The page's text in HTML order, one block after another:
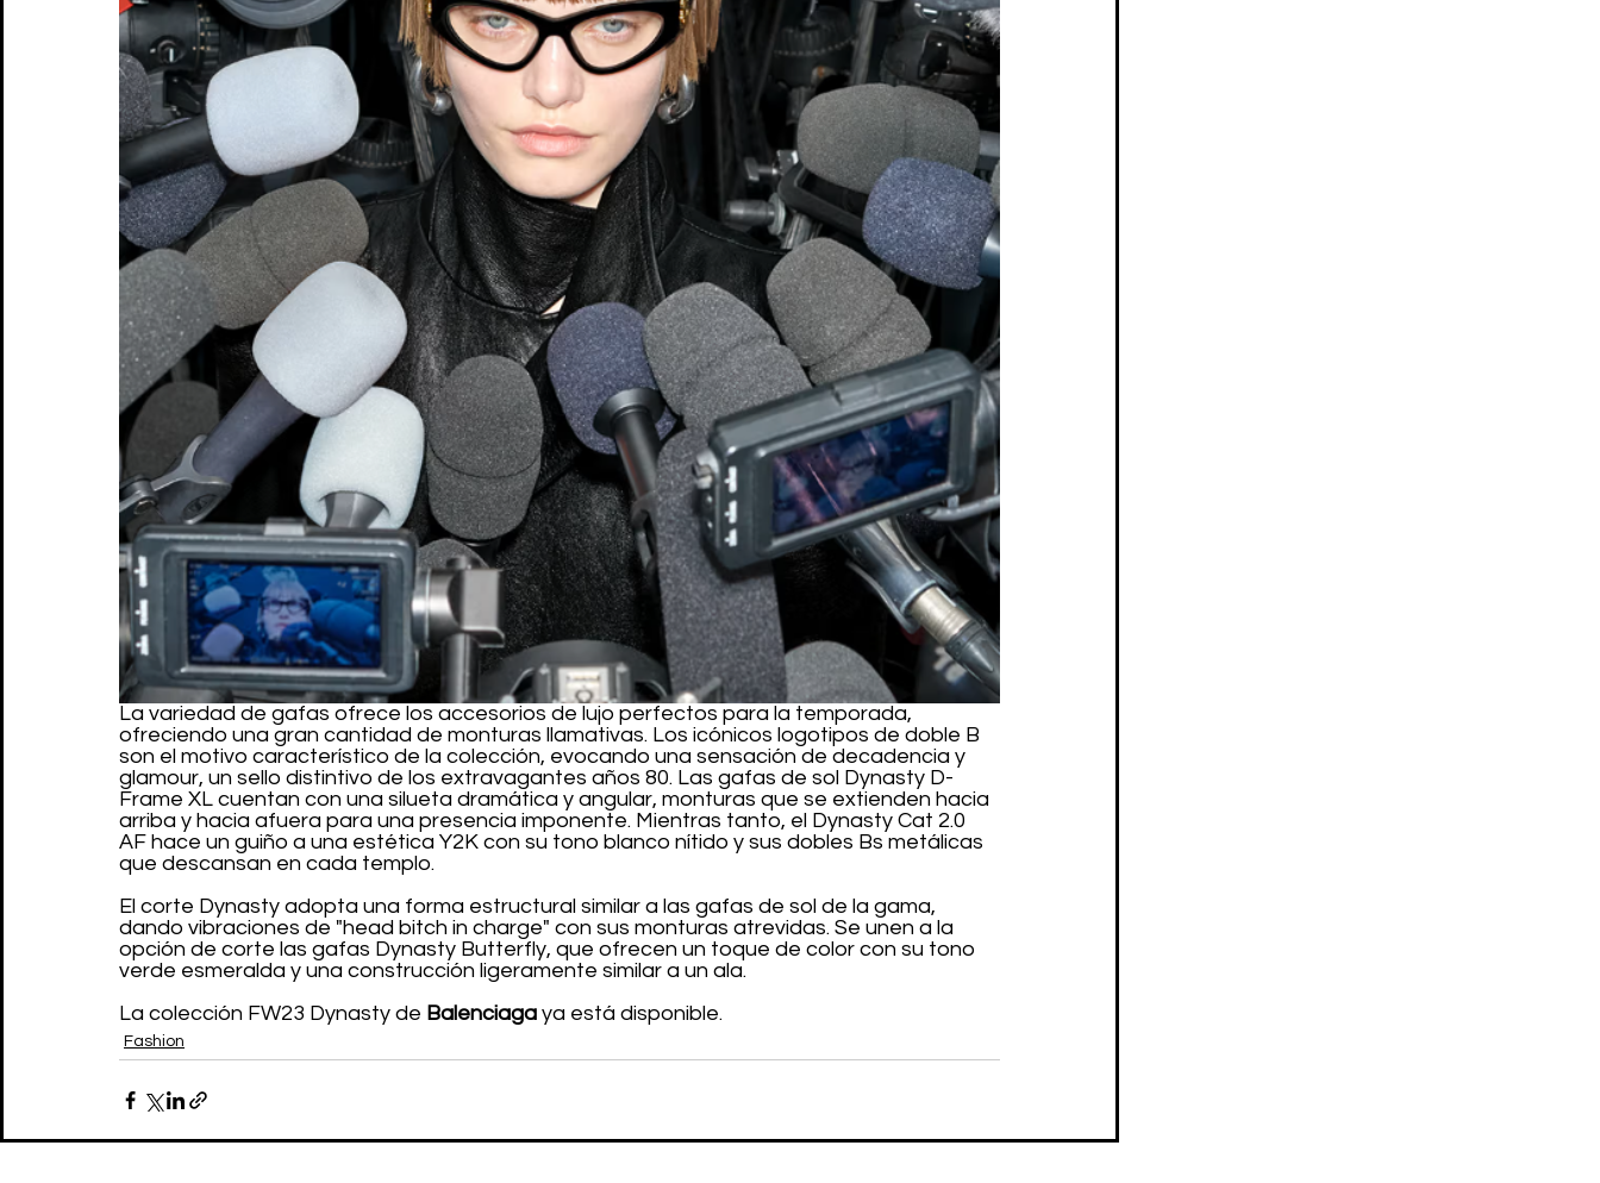
La variedad de gafas ofrece los accesorios de lujo perfectos para la temporada,
ofreciendo una gran cantidad de monturas llamativas. Los icónicos logotipos de doble B
son el motivo característico de la colección, evocando una sensación de decadencia y
glamour, un sello distintivo de los extravagantes años 80. Las gafas de sol Dynasty D-
Frame XL cuentan con una silueta dramática y angular, monturas que se extienden hacia
arriba y hacia afuera para una presencia imponente. Mientras tanto, el Dynasty Cat 2.0
AF hace un guiño a una estética Y2K con su tono blanco nítido y sus dobles Bs metálicas
que descansan en cada templo.
El corte Dynasty adopta una forma estructural similar a las gafas de sol de la gama,
dando vibraciones de "head bitch in charge" con sus monturas atrevidas. Se unen a la
opción de corte las gafas Dynasty Butterfly, que ofrecen un toque de color con su tono
verde esmeralda y una construcción ligeramente similar a un ala.
La colección FW23 Dynasty de Balenciaga ya está disponible.
Fashion